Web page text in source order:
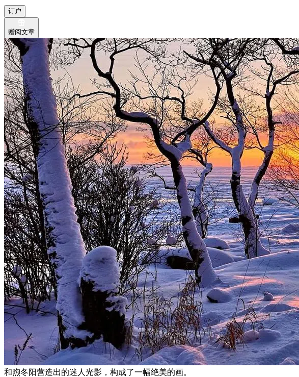
订户
赠阅文章
和煦冬阳营造出的迷人光影，构成了一幅绝美的画。